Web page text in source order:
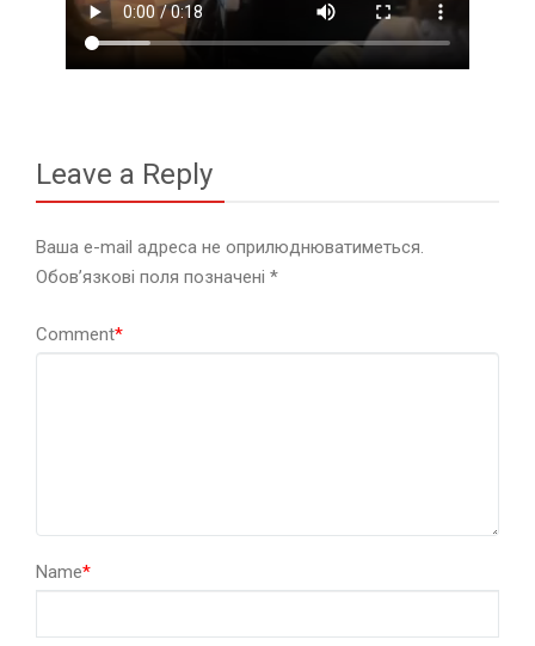
Leave a Reply
Ваша e-mail адреса не оприлюднюватиметься.
Обов’язкові поля позначені *
Comment*
Name*